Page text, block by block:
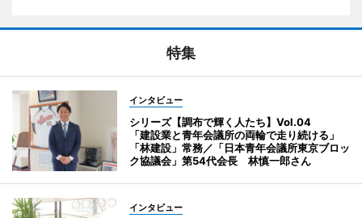
特集
インタビュー
シリーズ【調布で輝く人たち】Vol.04
「建設業と青年会議所の両輪で走り続ける」
「林建設」常務／「日本青年会議所東京ブロッ
ク協議会」第54代会長 林慎一郎さん
インタビュー